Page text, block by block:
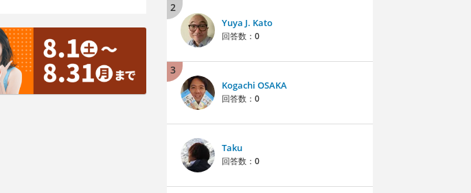
2
Yuya J. Kato
回答数： 0
3
Kogachi OSAKA
回答数： 0
Taku
回答数： 0